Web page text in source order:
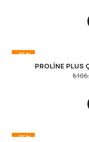
-35%
PROLİNE PLUS
₺
-35%